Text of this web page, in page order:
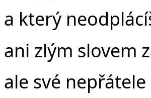
a který
ani zlým slovem
ale své